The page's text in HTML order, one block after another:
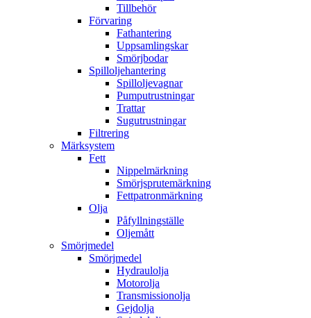
Tillbehör
Förvaring
Fathantering
Uppsamlingskar
Smörjbodar
Spilloljehantering
Spilloljevagnar
Pumputrustningar
Trattar
Sugutrustningar
Filtrering
Märksystem
Fett
Nippelmärkning
Smörjsprutemärkning
Fettpatronmärkning
Olja
Påfyllningställe
Oljemått
Smörjmedel
Smörjmedel
Hydraulolja
Motorolja
Transmissionolja
Gejdolja